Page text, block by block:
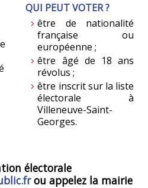
QUI PEUT VOTER ?
être de nationalité
française ou
européenne ;
être âgé de 18 ans
révolus ;
être inscrit sur la liste
électoraleà
Villeneuve-Saint-
Georges.
électorale
ou appelez la mairie